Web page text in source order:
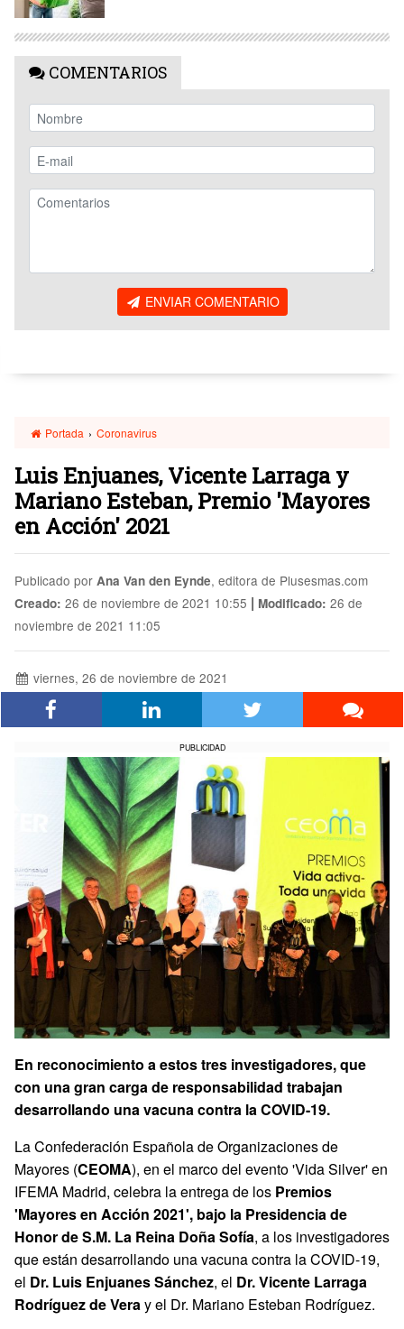
COMENTARIOS
ENVIAR COMENTARIO
Portada › Coronavirus
Luis Enjuanes, Vicente Larraga y
Mariano Esteban, Premio 'Mayores
en Acción' 2021
Publicado por Ana Van den Eynde, editora de Plusesmas.com
Creado: 26 de noviembre de 2021 10:55 | Modificado: 26 de
noviembre de 2021 11:05
viernes, 26 de noviembre de 2021
PUBLICIDAD
En reconocimiento a estos tres investigadores, que
con una gran carga de responsabilidad trabajan
desarrollando una vacuna contra la COVID-19.
La Confederación Española de Organizaciones de
Mayores (CEOMA), en el marco del evento 'Vida Silver' en
IFEMA Madrid, celebra la entrega de los Premios
'Mayores en Acción 2021', bajo la Presidencia de
Honor de S.M. La Reina Doña Sofía, a los investigadores
que están desarrollando una vacuna contra la COVID-19,
el Dr. Luis Enjuanes Sánchez, el Dr. Vicente Larraga
Rodríguez de Veray el Dr. Mariano Esteban Rodríguez.